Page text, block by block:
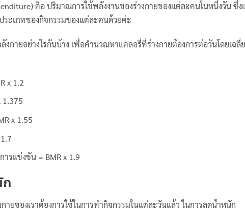
คือ ปริมาณการใช้พลังงานของร่างกายของแต่ละคนในหนึ่งวัน ซึ่
ระเภทของกิจกรรมของแต่ละคนด้วยค่ะ
กายอย่างไรกันบ้าง เพื่อคำนวณหาแคลอรี่ที่ร่างกายต้องการต่อวันโดยเฉลี่
x 1.2
1.375
x 1.55
รแข่งขัน = BMR x 1.9
ยของเราต้องการใช้ในการทำกิจกรรมในแต่ละวันแล้ว ในการลดน้ำหนัก